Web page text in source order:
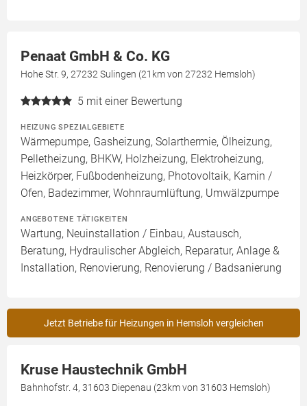
Penaat GmbH & Co. KG
Hohe Str. 9, 27232 Sulingen (21km von 27232 Hemsloh)
5 mit einer Bewertung
HEIZUNG SPEZIALGEBIETE
Wärmepumpe, Gasheizung, Solarthermie, Ölheizung,
Pelletheizung, BHKW, Holzheizung, Elektroheizung,
Heizkörper, Fußbodenheizung, Photovoltaik, Kamin /
Ofen, Badezimmer, Wohnraumlüftung, Umwälzpumpe
ANGEBOTENE TÄTIGKEITEN
Wartung, Neuinstallation / Einbau, Austausch,
Beratung, Hydraulischer Abgleich, Reparatur, Anlage &
Installation, Renovierung, Renovierung / Badsanierung
Jetzt Betriebe für Heizungen in Hemsloh vergleichen
Kruse Haustechnik GmbH
Bahnhofstr. 4, 31603 Diepenau (23km von 31603 Hemsloh)